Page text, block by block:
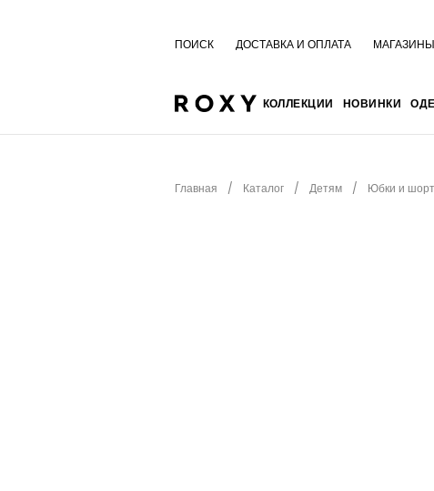
ПОИСК ДОСТАВКА И ОПЛАТА МАГАЗИНЫ
КОЛЛЕКЦИИ НОВИНКИ
Главная Каталог Детям Юбки и